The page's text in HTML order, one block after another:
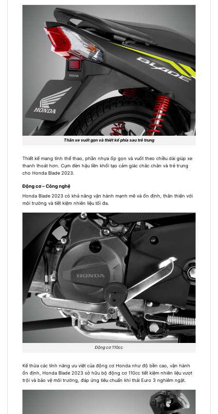
Thân xe vuốt gọn và thiết kế phía sau trẻ trung
Thiết kế mang tính thể thao, phần nhựa ốp gọn và vuốt theo chiều dài giúp xe
thanh thoát hơn. Cụm đèn hậu liền khối tạo cảm giác chắc chắn và trẻ trung
cho Honda Blade 2023.
Động cơ – Công nghệ
Honda Blade 2023 có khả năng vận hành mạnh mẽ và ổn định, thân thiện với
môi trường và tiết kiệm nhiên liệu tối đa.
Động cơ 110cc
Kế thừa các tính năng ưu việt của động cơ Honda như độ bền cao, vận hành
ổn định, Honda Blade 2023 sở hữu bộ động cơ 110cc tiết kiệm nhiên liệu vượt
trội và bảo vệ môi trường, đáp ứng tiêu chuẩn khí thải Euro 3 nghiêm ngặt.